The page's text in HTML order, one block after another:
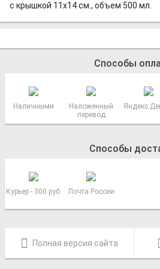
с крышкой 11х14 см., объем 500 мл.
Способы
Наличными
Наложенный
перевод
Способы
Курьер - 300 руб. Почта России
Полная версия сайта